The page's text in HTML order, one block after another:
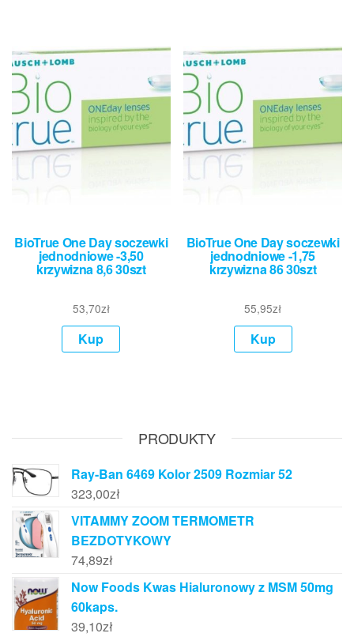
BioTrue One Day soczewki
jednodniowe -3,50
krzywizna 8,6 30szt
53,70zł
Kup
BioTrue One Day soczewki
jednodniowe -1,75
krzywizna 86 30szt
55,95zł
Kup
PRODUKTY
Ray-Ban 6469 Kolor 2509 Rozmiar 52
323,00zł
VITAMMY ZOOM TERMOMETR
BEZDOTYKOWY
74,89zł
Now Foods Kwas Hialuronowy z MSM 50mg
60kaps.
39,10zł